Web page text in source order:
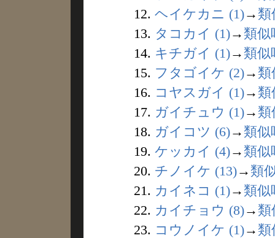
12. ヘイケカニ (1)→ 類
13. タコカイ (1)→ 類似
14. キチガイ (1)→ 類似
15. フタゴイケ (2)→ 類
16. コヤスガイ (1)→ 類
17. ガイチュウ (1)→ 類
18. ガイコツ (6)→ 類似
19. ケッカイ (4)→ 類似
20. チノイケ (13)→ 類
21. カイネコ (1)→ 類似
22. カイチョウ (8)→ 類
23. コウノイケ (1)→ 類